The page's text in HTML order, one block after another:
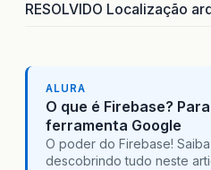
RESOLVIDO Localização
ALURA
O que é Firebase?
ferramenta Google
O poder do Firebase!
descobrindo tudo neste